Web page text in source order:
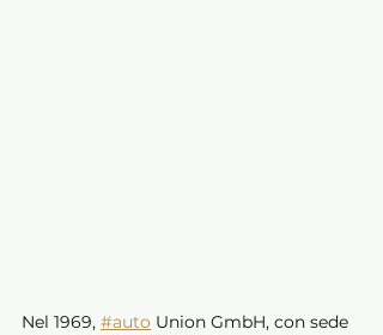
Nel 1969, #auto Union GmbH, con sede